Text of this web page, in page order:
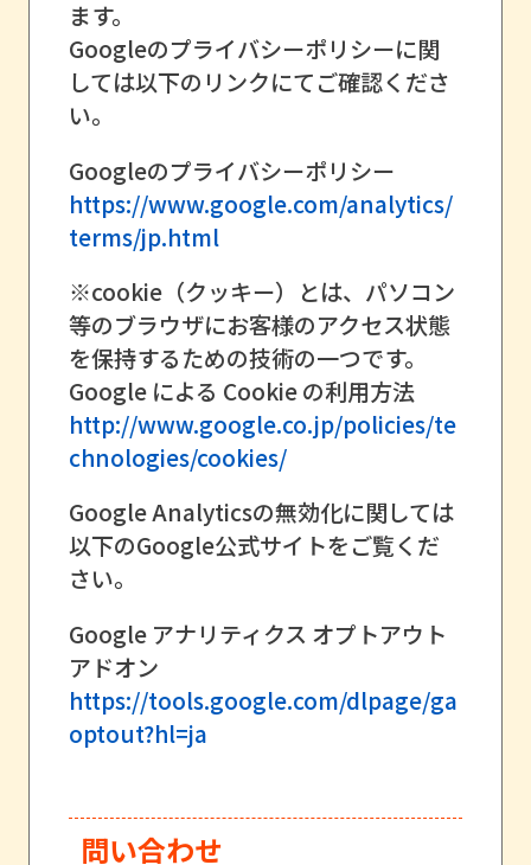
ます。
Googleのプライバシーポリシーに関
しては以下のリンクにてご確認くださ
い。
Googleのプライバシーポリシー
https://www.google.com/analytics/
terms/jp.html
※cookie（クッキー）とは、パソコン
等のブラウザにお客様のアクセス状態
を保持するための技術の一つです。
Google による Cookie の利用方法
http://www.google.co.jp/policies/te
chnologies/cookies/
Google Analyticsの無効化に関しては
以下のGoogle公式サイトをご覧くだ
さい。
Google アナリティクス オプトアウト
アドオン
https://tools.google.com/dlpage/ga
optout?hl=ja
問い合わせ